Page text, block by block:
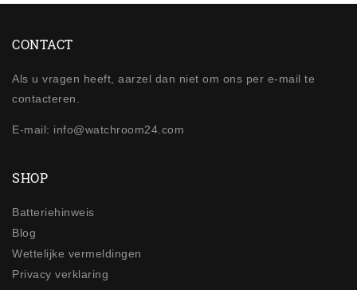
CONTACT
Als u vragen heeft, aarzel dan niet om ons per e-mail te
contacteren.
E-mail: info@watchroom24.com
SHOP
Batteriehinweis
Blog
Wettelijke vermeldingen
Privacy verklaring